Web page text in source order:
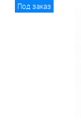
Под заказ